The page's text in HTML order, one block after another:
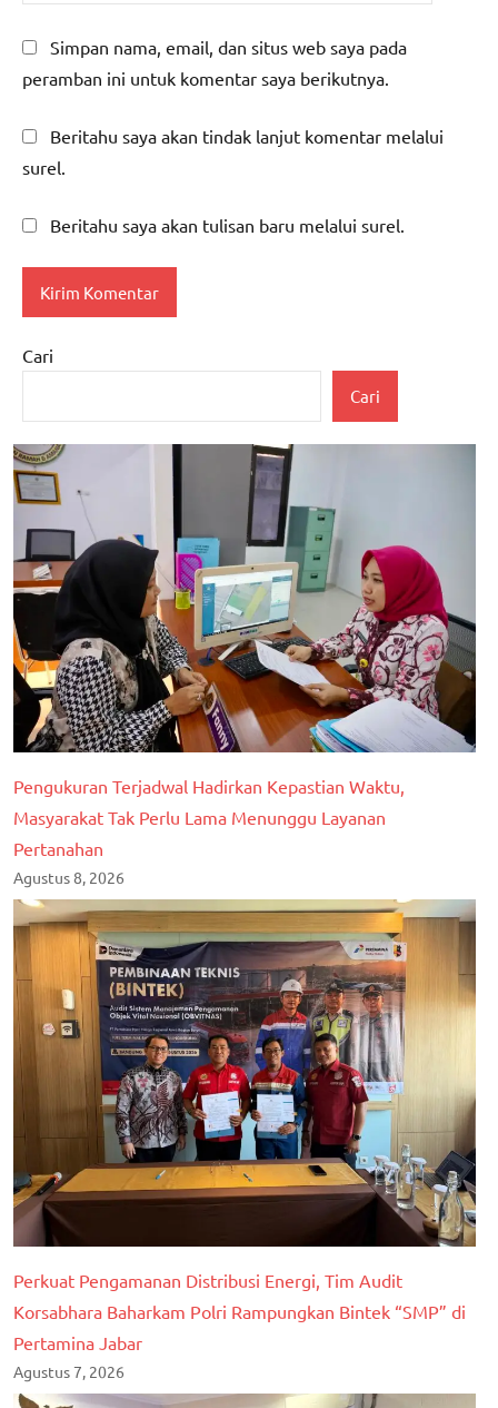
Simpan nama, email, dan situs web saya pada
peramban ini untuk komentar saya berikutnya.
Beritahu saya akan tindak lanjut komentar melalui
surel.
Beritahu saya akan tulisan baru melalui surel.
Cari
Cari
Pengukuran Terjadwal Hadirkan Kepastian Waktu,
Masyarakat Tak Perlu Lama Menunggu Layanan
Pertanahan
Agustus 8, 2026
Perkuat Pengamanan Distribusi Energi, Tim Audit
Korsabhara Baharkam Polri Rampungkan Bintek “SMP” di
Pertamina Jabar
Agustus 7, 2026